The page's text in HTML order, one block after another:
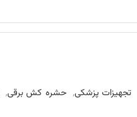
تجهیزات پزشکی, حشره کش برقی,